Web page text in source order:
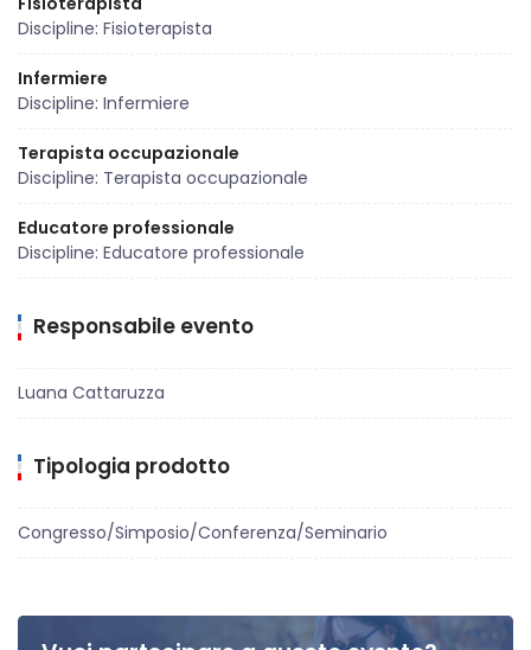
Discipline: Fisioterapista
Infermiere
Discipline: Infermiere
Terapista occupazionale
Discipline: Terapista occupazionale
Educatore professionale
Discipline: Educatore professionale
Responsabile evento
Luana Cattaruzza
Tipologia prodotto
Congresso/Simposio/Conferenza/Seminario